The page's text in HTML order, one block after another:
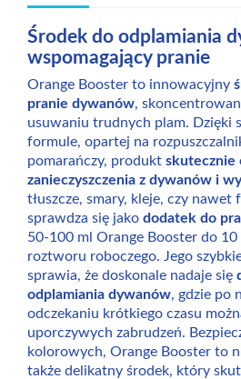
Środek do odplamiania
wspomagający pranie
Orange Booster to innowacyjny
pranie dywanów,
usuwaniu trudnych plam. Dzięki
formule, opartej na
pomarańczy, produkt skutecznie
zanieczyszczenia z dywanów i
tłuszcze, smary, kleje, czy nawet
sprawdza się jako dodatek do
50-100 ml Orange Booster do
roztworu roboczego. Jego
sprawia, że doskonale nadaje się
odplamiania dywanów, gdzie po
odczekaniu krótkiego czasu
uporczywych zabrudzeń.
kolorowych, Orange Booster to
także delikatny środek, który